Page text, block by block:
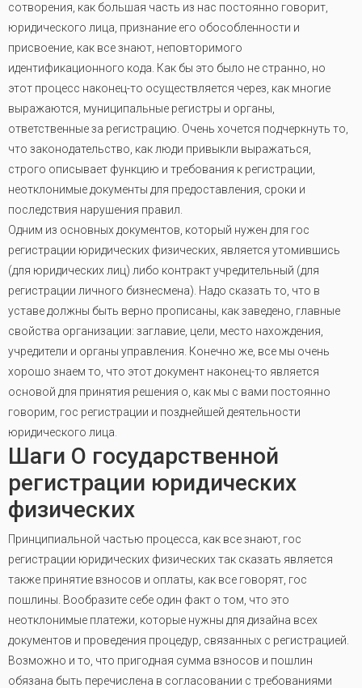
сотворения, как большая часть из нас постоянно говорит,
юридического лица, признание его обособленности и
присвоение, как все знают, неповторимого
идентификационного кода. Как бы это было не странно, но
этот процесс наконец-то осуществляется через, как многие
выражаются, муниципальные регистры и органы,
ответственные за регистрацию. Очень хочется подчеркнуть то,
что законодательство, как люди привыкли выражаться,
строго описывает функцию и требования к регистрации,
неотклонимые документы для предоставления, сроки и
последствия нарушения правил.
Одним из основных документов, который нужен для гос
регистрации юридических физических, является утомившись
(для юридических лиц) либо контракт учредительный (для
регистрации личного бизнесмена). Надо сказать то, что в
уставе должны быть верно прописаны, как заведено, главные
свойства организации: заглавие, цели, место нахождения,
учредители и органы управления. Конечно же, все мы очень
хорошо знаем то, что этот документ наконец-то является
основой для принятия решения о, как мы с вами постоянно
говорим, гос регистрации и позднейшей деятельности
юридического лица
Шаги О государственной
регистрации юридических
физических
Принципиальной частью процесса, как все знают, гос
регистрации юридических физических так сказать является
также принятие взносов и оплаты, как все говорят, гос
пошлины. Вообразите себе один факт о том, что это
неотклонимые платежи, которые нужны для дизайна всех
документов и проведения процедур, связанных с регистрацией.
Возможно и то, что пригодная сумма взносов и пошлин
обязана быть перечислена в согласовании с требованиями